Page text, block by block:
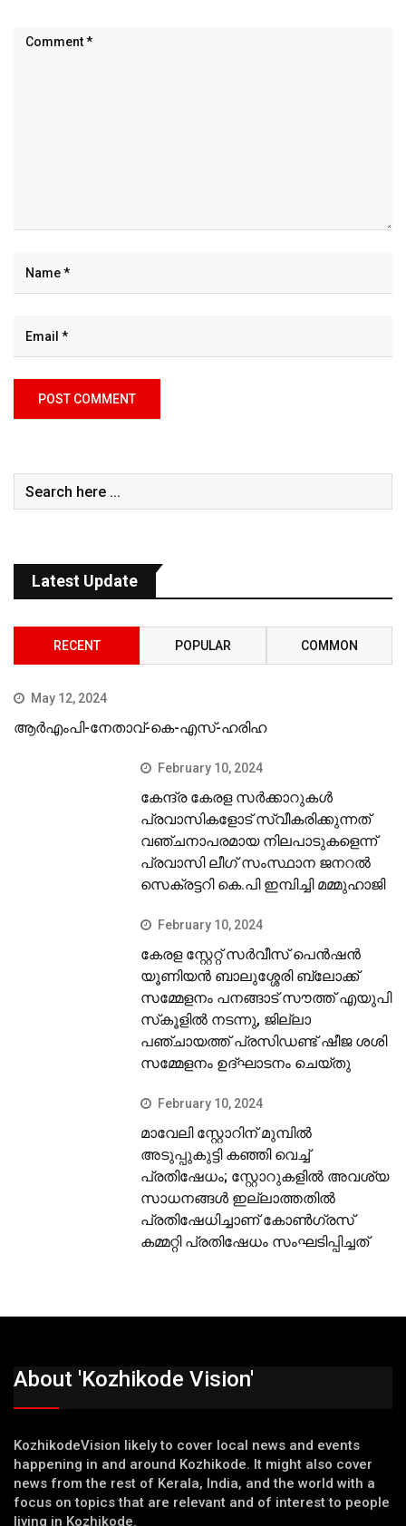
Latest Update
RECENT POPULAR COMMON
May 12, 2024
ആർഎംപി-നേതാവ്-കെ-എസ്-ഹരിഹ
February 10, 2024
കേന്ദ്ര കേരള സര്‍ക്കാറുകള്‍
പ്രവാസികളോട് സ്വീകരിക്കുന്നത്
വഞ്ചനാപരമായ നിലപാടുകളെന്ന്
പ്രവാസി ലീഗ് സംസ്ഥാന ജനറല്‍
സെക്രട്ടറി കെ.പി ഇമ്പിച്ചി മമ്മുഹാജി
February 10, 2024
കേരള സ്റ്റേറ്റ് സര്‍വീസ് പെന്‍ഷന്‍
യൂണിയന്‍ ബാലുശ്ശേരി ബ്ലോക്ക്
സമ്മേളനം പനങ്ങാട് സൗത്ത് എയുപി
സ്‌കൂളില്‍ നടന്നു, ജില്ലാ
പഞ്ചായത്ത് പ്രസിഡണ്ട് ഷീജ ശശി
സമ്മേളനം ഉദ്ഘാടനം ചെയ്തു
February 10, 2024
മാവേലി സ്റ്റോറിന് മുമ്പില്‍
അടുപ്പുകുട്ടി കഞ്ഞി വെച്ച്
പ്രതിഷേധം; സ്റ്റോറുകളില്‍ അവശ്യ
സാധനങ്ങള്‍ ഇല്ലാത്തതില്‍
പ്രതിഷേധിച്ചാണ് കോണ്‍ഗ്രസ്
കമ്മറ്റി പ്രതിഷേധം സംഘടിപ്പിച്ചത്
About 'Kozhikode Vision'
KozhikodeVision likely to cover local news and events
happening in and around Kozhikode. It might also cover
news from the rest of Kerala, India, and the world with a
focus on topics that are relevant and of interest to people
living in Kozhikode.